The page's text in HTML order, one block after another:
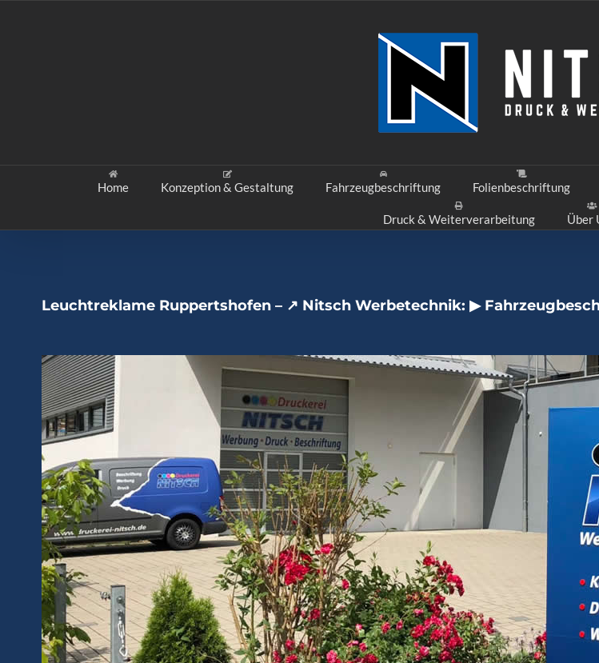
Home Konzeption & Gestaltung Fahrzeugbeschriftung Folienbeschriftung
Druck & Weiterverarbeitung Über
Leuchtreklame Ruppertshofen – ↗️ Nitsch Werbetechnik: ▶︎